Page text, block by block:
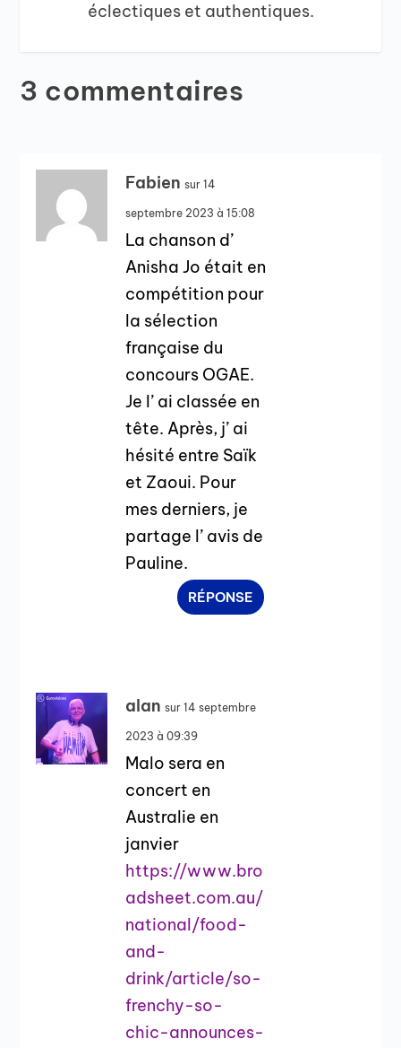
éclectiques et authentiques.
3 commentaires
Fabien sur 14
septembre 2023 à 15:08
La chanson d’
Anisha Jo était en
compétition pour
la sélection
française du
concours OGAE.
Je l’ ai classée en
tête. Après, j’ ai
hésité entre Saïk
et Zaoui. Pour
mes derniers, je
partage l’ avis de
Pauline.
RÉPONSE
alan sur 14 septembre
2023 à 09:39
Malo sera en
concert en
Australie en
janvier
https://www.bro
adsheet.com.au/
national/food-
and-
drink/article/so-
frenchy-so-
chic-announces-